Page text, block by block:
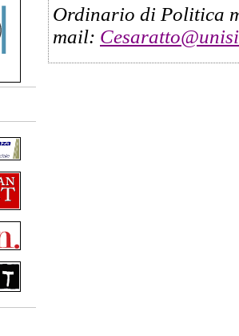
Ordinario di Politica
mail: